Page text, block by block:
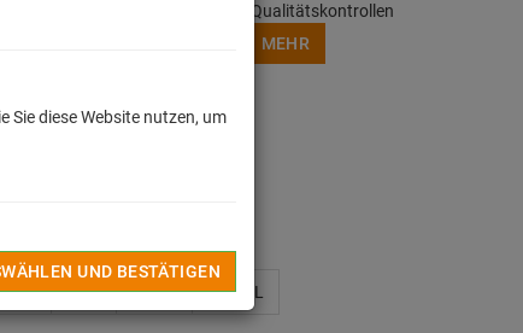
in Deutschland unter strengen Qualitätskontrollen
MEHR
XL XXL XXXL XXXXL
Sie diese Website nutzen, um
UND BESTÄTIGEN